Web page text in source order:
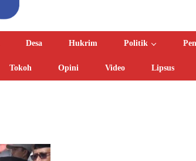
Desa Hukrim Politik
Tokoh Opini Video Lipsus